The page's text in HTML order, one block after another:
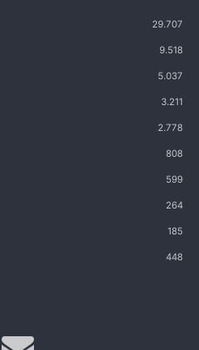
29.707
9.518
5.037
3.211
2.778
808
599
264
185
448